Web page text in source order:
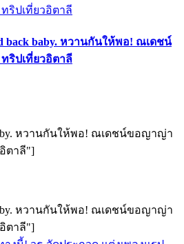
back baby. หวานกันให้พอ! ณเดชน์
ริปเที่ยวอิตาลี
หวานกันให้พอ! ณเดชน์ขอญาญ่า
ตาลี"]
หวานกันให้พอ! ณเดชน์ขอญาญ่า
ตาลี"]